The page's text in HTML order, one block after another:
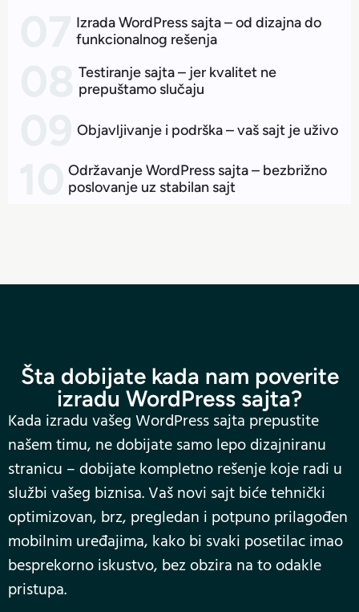
Izrada WordPress sajta – od dizajna do
funkcionalnog rešenja
Testiranje sajta – jer kvalitet ne
prepuštamo slučaju
Objavljivanje i podrška – vaš sajt je uživo
Održavanje WordPress sajta – bezbrižno
poslovanje uz stabilan sajt
Šta dobijate kada nam poverite
izradu WordPress sajta?
Kada izradu vašeg WordPress sajta prepustite
našem timu, ne dobijate samo lepo dizajniranu
stranicu – dobijate kompletno rešenje koje radi u
službi vašeg biznisa. Vaš novi sajt biće tehnički
optimizovan, brz, pregledan i potpuno prilagođen
mobilnim uređajima, kako bi svaki posetilac imao
besprekorno iskustvo, bez obzira na to odakle
pristupa.